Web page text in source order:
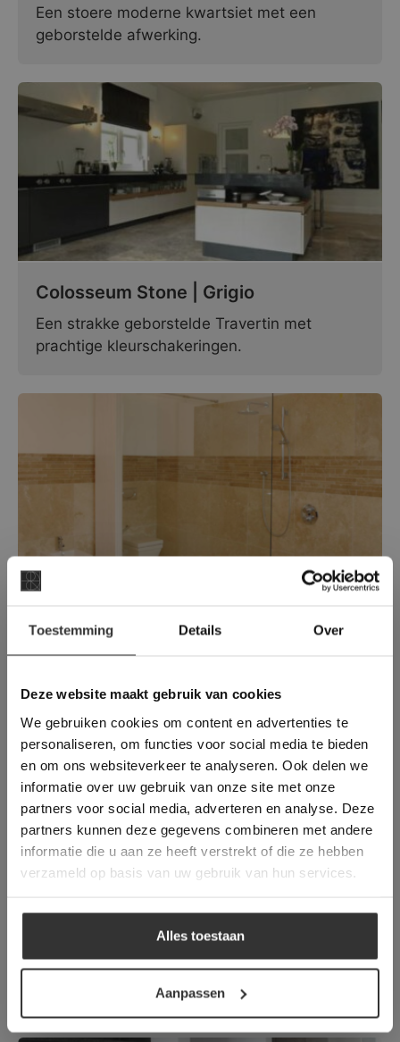
Toestemming Details Over
Deze website maakt gebruik van cookies
We gebruiken cookies om content en advertenties te
personaliseren, om functies voor social media te bieden
en om ons websiteverkeer te analyseren. Ook delen we
informatie over uw gebruik van onze site met onze
partners voor social media, adverteren en analyse. Deze
partners kunnen deze gegevens combineren met andere
informatie die u aan ze heeft verstrekt of die ze hebben
verzameld op basis van uw gebruik van hun services.
Alles toestaan
Aanpassen
Een stoere moderne kwartsiet met een
geborstelde afwerking.
Colosseum Stone | Grigio
Een strakke geborstelde Travertin met
prachtige kleurschakeringen.
Een warme Créme / Beige natuursteen met
strak gezaagde kanten en een geborsteld
Mayflower | Gepolijst
Een prachtige witte graniet met kleine
donkere kleuraspecten.
Deze website maakt
gebruik van cookies.
This Cookie Banner was deleted and is no
longer working. Please contact the website
administrator.
Deze website gebruikt cookies om de
gebruikerservaring te verbeteren. Door
gebruik te maken van onze website geeft u
toestemming voor alle cookies in
overeenstemming met ons cookiebeleid.Lees
verder
ALLES ACCEPTEREN
ALLES AFWIJZEN
DETAILS WEERGEVEN